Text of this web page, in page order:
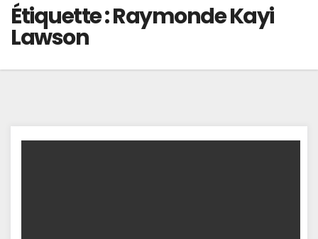
Étiquette :Raymonde Kayi
Lawson